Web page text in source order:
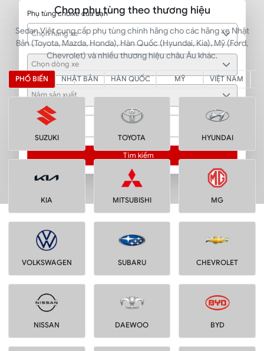
Phụ tùng cho xe của bạn
Chọn hãng xe
Chọn dòng xe
Năm sản xuất
Loại phụ tùng
Tìm kiếm
Chọn phụ tùng theo thương hiệu
Sedan Việt cung cấp phụ tùng chính hãng cho các hãng xe Nhật
Bản (Toyota, Mazda, Honda), Hàn Quốc (Hyundai, Kia), Mỹ (Ford,
Chevrolet) và nhiều thương hiệu châu Âu khác.
PHỔ BIẾN NHẬT BẢN HÀN QUỐC MỸ VIỆT NAM
SUZUKI TOYOTA HYUNDAI
KIA MITSUBISHI MG
VOLKSWAGEN SUBARU CHEVROLET
NISSAN DAEWOO BYD